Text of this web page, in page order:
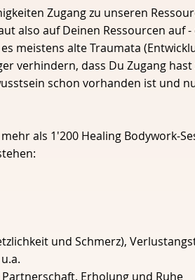
Zugang zu unseren
also auf Deinen Ressourcen auf -
meistens alte Traumata
verhindern, dass Du Zugang hast
schon vorhanden ist und
als 1'200 Healing Bodywork-
und Schmerz),
Erholung und Ruhe